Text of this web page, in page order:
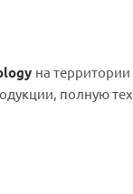
на
полную